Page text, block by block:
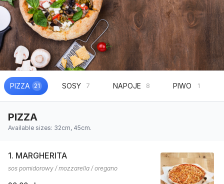
PIZZA 21 SOSY 7 NAPOJE 8 PIWO 1
PIZZA
Available sizes: 32cm, 45cm.
1. MARGHERITA
sos pomidorowy / mozzarella / oregano